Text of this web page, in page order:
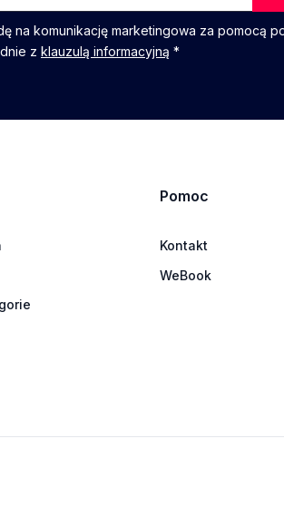
na komunikację marketingowa za pomocą
z klauzulą informacyjną *
Pomoc
Kontakt
WeBook